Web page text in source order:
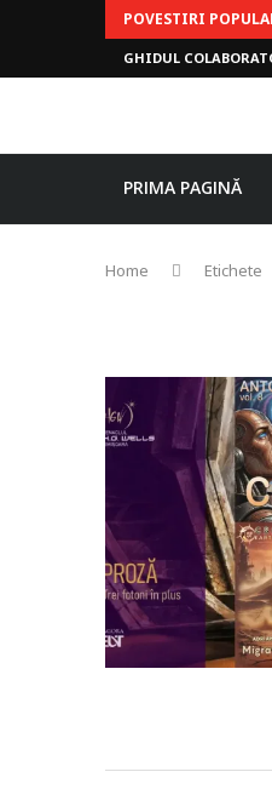
POVESTIRI
GHIDUL
PRIMA PAGINĂ
Home Etichete